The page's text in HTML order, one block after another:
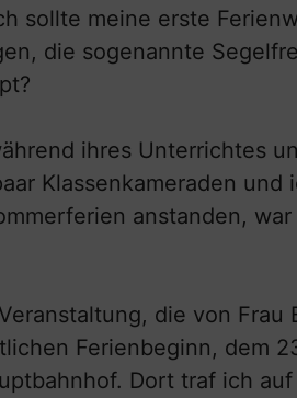
sollte meine erste
die sogenannte
ihres Unterrichtes
Klassenkameraden
anstanden,
die von Frau
Ferienbeginn, dem
Dort traf ich